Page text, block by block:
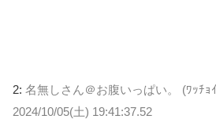
2: 名無しさん＠お腹いっぱい。 (ﾜｯﾁｮ
2024/10/05(土) 19:41:37.52